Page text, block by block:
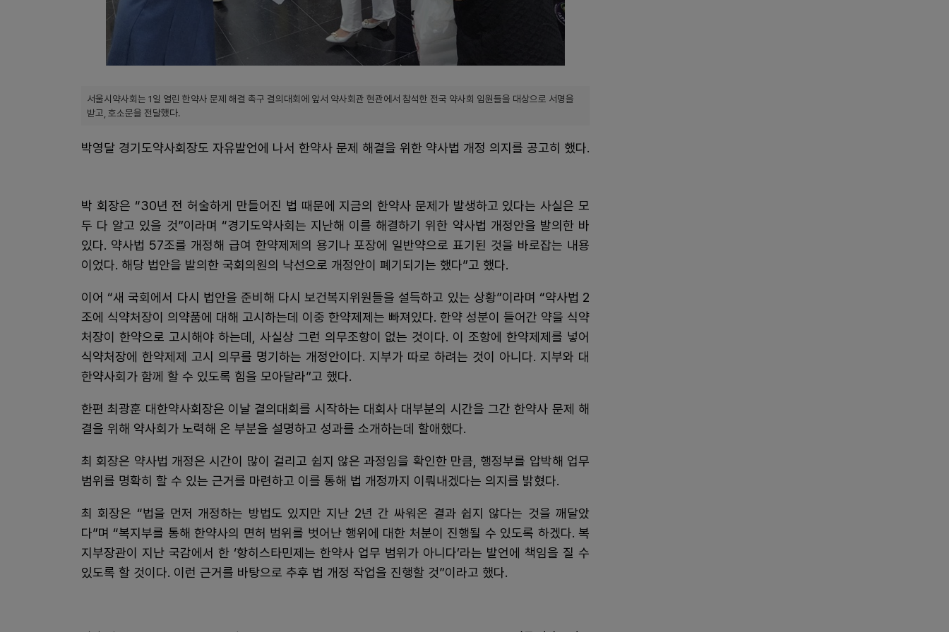
서울시약사회는 1일 열린 한약사 문제 해결 촉구 결의대회에 앞서 약사회관 현관에서 참석한 전국 약사회 임원들을 대상으로 서명을
받고, 호소문을 전달했다.
박영달 경기도약사회장도 자유발언에 나서 한약사 문제 해결을 위한 약사법 개정 의지를 공고히 했다.
박 회장은 “30년 전 허술하게 만들어진 법 때문에 지금의 한약사 문제가 발생하고 있다는 사실은 모
두 다 알고 있을 것”이라며 “경기도약사회는 지난해 이를 해결하기 위한 약사법 개정안을 발의한 바
있다. 약사법 57조를 개정해 급여 한약제제의 용기나 포장에 일반약으로 표기된 것을 바로잡는 내용
이었다. 해당 법안을 발의한 국회의원의 낙선으로 개정안이 폐기되기는 했다”고 했다.
이어 “새 국회에서 다시 법안을 준비해 다시 보건복지위원들을 설득하고 있는 상황”이라며 “약사법 2
조에 식약처장이 의약품에 대해 고시하는데 이중 한약제제는 빠져있다. 한약 성분이 들어간 약을 식약
처장이 한약으로 고시해야 하는데, 사실상 그런 의무조항이 없는 것이다. 이 조항에 한약제제를 넣어
식약처장에 한약제제 고시 의무를 명기하는 개정안이다. 지부가 따로 하려는 것이 아니다. 지부와 대
한약사회가 함께 할 수 있도록 힘을 모아달라”고 했다.
한편 최광훈 대한약사회장은 이날 결의대회를 시작하는 대회사 대부분의 시간을 그간 한약사 문제 해
결을 위해 약사회가 노력해 온 부분을 설명하고 성과를 소개하는데 할애했다.
최 회장은 약사법 개정은 시간이 많이 걸리고 쉽지 않은 과정임을 확인한 만큼, 행정부를 압박해 업무
범위를 명확히 할 수 있는 근거를 마련하고 이를 통해 법 개정까지 이뤄내겠다는 의지를 밝혔다.
최 회장은 “법을 먼저 개정하는 방법도 있지만 지난 2년 간 싸워온 결과 쉽지 않다는 것을 깨달았
다”며 “복지부를 통해 한약사의 면허 범위를 벗어난 행위에 대한 처분이 진행될 수 있도록 하겠다. 복
지부장관이 지난 국감에서 한 ‘항히스타민제는 한약사 업무 범위가 아니다’라는 발언에 책임을 질 수
있도록 할 것이다. 이런 근거를 바탕으로 추후 법 개정 작업을 진행할 것”이라고 했다.